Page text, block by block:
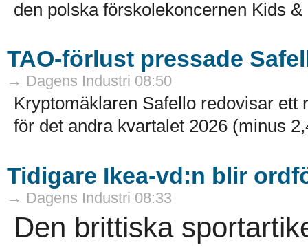
den polska förskolekoncernen Kids &
TAO-förlust pressade
→ Dagens Industri 08:50
Kryptomäklaren Safello redovisar
för det andra kvartalet 2026 (minus
Tidigare Ikea-vd:n blir
→ Dagens Industri 08:33
Den brittiska